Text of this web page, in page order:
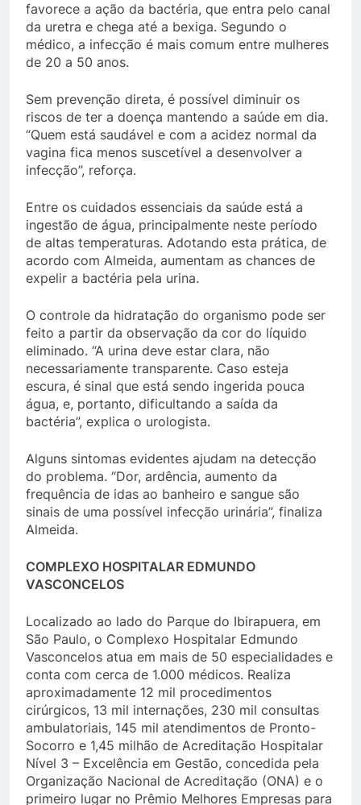
favorece a ação da bactéria, que entra pelo canal
da uretra e chega até a bexiga. Segundo o
médico, a infecção é mais comum entre mulheres
de 20 a 50 anos.
Sem prevenção direta, é possível diminuir os
riscos de ter a doença mantendo a saúde em dia.
“Quem está saudável e com a acidez normal da
vagina fica menos suscetível a desenvolver a
infecção”, reforça.
Entre os cuidados essenciais da saúde está a
ingestão de água, principalmente neste período
de altas temperaturas. Adotando esta prática, de
acordo com Almeida, aumentam as chances de
expelir a bactéria pela urina.
O controle da hidratação do organismo pode ser
feito a partir da observação da cor do líquido
eliminado. “A urina deve estar clara, não
necessariamente transparente. Caso esteja
escura, é sinal que está sendo ingerida pouca
água, e, portanto, dificultando a saída da
bactéria”, explica o urologista.
Alguns sintomas evidentes ajudam na detecção
do problema. “Dor, ardência, aumento da
frequência de idas ao banheiro e sangue são
sinais de uma possível infecção urinária”, finaliza
Almeida.
COMPLEXO HOSPITALAR EDMUNDO
VASCONCELOS
Localizado ao lado do Parque do Ibirapuera, em
São Paulo, o Complexo Hospitalar Edmundo
Vasconcelos atua em mais de 50 especialidades e
conta com cerca de 1.000 médicos. Realiza
aproximadamente 12 mil procedimentos
cirúrgicos, 13 mil internações, 230 mil consultas
ambulatoriais, 145 mil atendimentos de Pronto-
Socorro e 1,45 milhão de Acreditação Hospitalar
Nível 3 – Excelência em Gestão, concedida pela
Organização Nacional de Acreditação (ONA) e o
primeiro lugar no Prêmio Melhores Empresas para